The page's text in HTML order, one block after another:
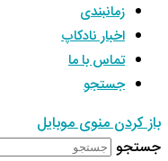
زمانبندی
اخبار نادکاپ
تماس با ما
جستجو
باز کردن منوی موبایل
جستجو